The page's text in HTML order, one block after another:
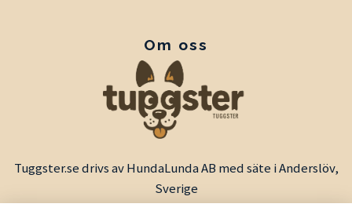
Om oss
Tuggster.se drivs av HundaLunda AB med säte i Anderslöv,
Sverige